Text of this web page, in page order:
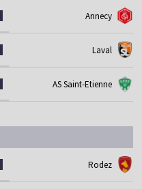
Annecy
Laval
AS Saint-Etienne
Rodez